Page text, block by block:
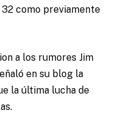
como previamente
a los rumores Jim
en su blog la
la última lucha de